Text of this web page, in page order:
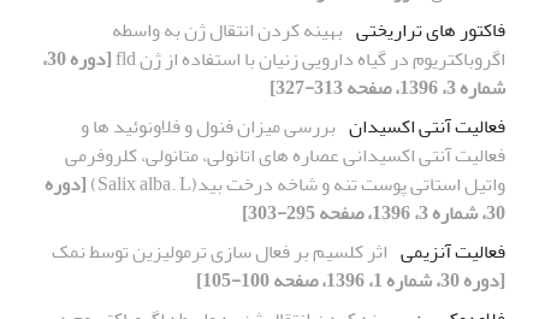
فاکتور های تراریختی بهینه کردن انتقال ژن به واسطه
اگروباکتریوم در گیاه دارویی زنیان با استفاده از ژن fld
[دوره 30،
شماره 3، 1396، صفحه 313-327]
فعالیت آنتی اکسیدان بررسی میزان فنول و فلاونوئید ها و
فعالیت آنتی اکسیدانی عصاره های اتانولی، متانولی، کلروفرمی
واتیل استاتی پوست تنه و شاخه درخت بید(Salix alba. L)
[دوره
30، شماره 3، 1396، صفحه 295-303]
فعالیت آنزیمی اثر کلسیم بر فعال سازی ترمولیزین توسط نمک
[دوره 30، شماره 1، 1396، صفحه 100-105]